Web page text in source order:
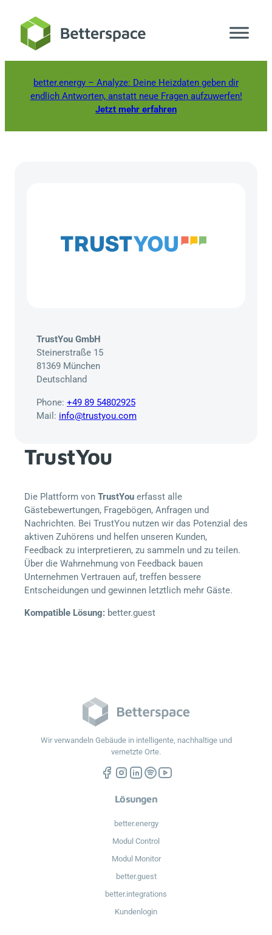
Inhalt
springen
better.energy – Analyze: Deine Heizdaten geben dir
endlich Antworten, anstatt neue Fragen aufzuwerfen!
Jetzt mehr erfahren
TrustYou GmbH
Steinerstraße 15
81369 München
Deutschland
Phone: +49 89 54802925
Mail: info@trustyou.com
TrustYou
Die Plattform von TrustYou erfasst alle
Gästebewertungen, Fragebögen, Anfragen und
Nachrichten. Bei TrustYou nutzen wir das Potenzial des
aktiven Zuhörens und helfen unseren Kunden,
Feedback zu interpretieren, zu sammeln und zu teilen.
Über die Wahrnehmung von Feedback bauen
Unternehmen Vertrauen auf, treffen bessere
Entscheidungen und gewinnen letztlich mehr Gäste.
Kompatible Lösung: better.guest
Wir verwandeln Gebäude in intelligente, nachhaltige und
vernetzte Orte.
Lösungen
better.energy
Modul Control
Modul Monitor
better.guest
better.integrations
Kundenlogin